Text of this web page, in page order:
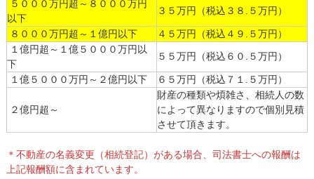
５０００万円超～８０００万円
以下
３５万円（税込３８.５万円）
８０００万円超～１億円以下
４５万円（税込４９.５万円）
１億円超～１億５０００万円以
下
５５万円（税込６０.５万円）
１億５０００万円～２億円以下 ６５万円（税込７１.５万円）
２億円超～
財産の種類や煩雑さ、相続人の数
によって異なりますので個別見積
させて頂きます。
＊不動産の名義変更（相続登記）がある場合、司法書士への報酬は
上記報酬額に含まれています。